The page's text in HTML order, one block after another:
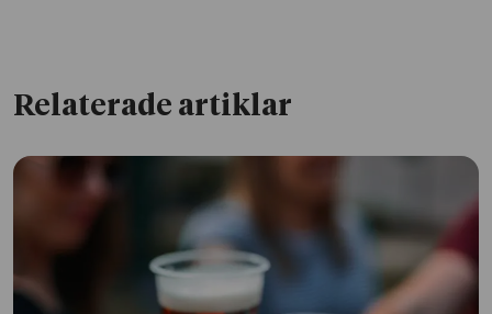
Relaterade artiklar